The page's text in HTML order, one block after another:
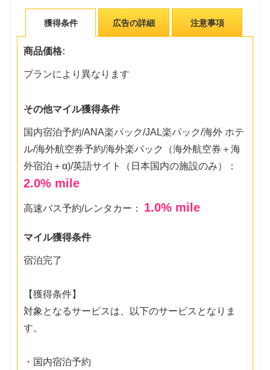
獲得条件 広告の詳細 注意事項
商品価格:
プランにより異なります
その他マイル獲得条件
国内宿泊予約/ANA楽パック/JAL楽パック/海外 ホテ
ル/海外航空券予約/海外楽パック（海外航空券＋海
外宿泊＋α)/英語サイト（日本国内の施設のみ）：
2.0% mile
高速バス予約/レンタカー： 1.0% mile
マイル獲得条件
宿泊完了
【獲得条件】
対象となるサービスは、以下のサービスとなりま
す。
・国内宿泊予約